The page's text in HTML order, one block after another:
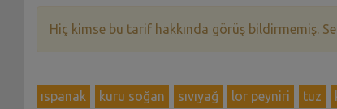
Hiç kimse bu tarif hakkında görüş bildirmemiş.
ıspanak kuru soğan sıvıyağ lor peyniri tuz